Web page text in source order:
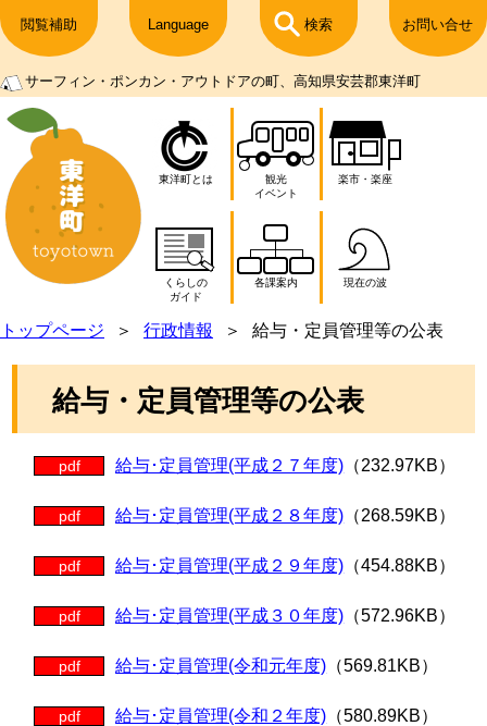
閲覧補助 Language 検索 お問い合せ
サーフィン・ポンカン・アウトドアの町、高知県安芸郡東洋町
東洋町とは
観光
イベント
楽市・楽座
くらしの
ガイド
各課案内 現在の波
トップページ 行政情報 給与・定員管理等の公表
給与・定員管理等の公表
pdf 給与･定員管理(平成２７年度) （232.97KB）
pdf 給与･定員管理(平成２８年度) （268.59KB）
pdf 給与･定員管理(平成２９年度) （454.88KB）
pdf 給与･定員管理(平成３０年度) （572.96KB）
pdf 給与･定員管理(令和元年度) （569.81KB）
pdf 給与･定員管理(令和２年度) （580.89KB）